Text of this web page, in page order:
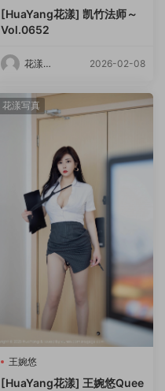
[HuaYang花漾] 凯竹法师～
Vol.0652
花漾
2026-02-08
花漾写真
王婉悠
[HuaYang花漾] 王婉悠Quee